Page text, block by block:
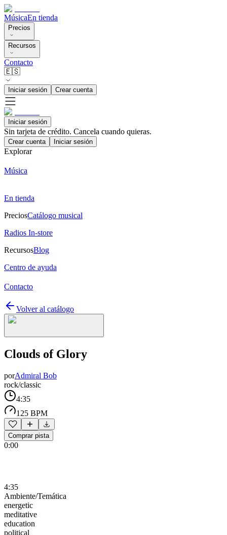
MúsicaEn tienda
Precios
Recursos
Contacto
🇪🇸
Iniciar sesión Crear cuenta
Iniciar sesión
Sin tarjeta de crédito. Cancela cuando quieras.
Crear cuenta Iniciar sesión
Explorar
Música
En tienda
PreciosCatálogo musical
Radios In-store
RecursosBlog
Centro de ayuda
Contacto
Volver al catálogo
Clouds of Glory
porAdmiral Bob
rock/classic
4:35
125 BPM
Comprar pista
0:00
4:35
Ambiente/Temática
energetic
meditative
education
political